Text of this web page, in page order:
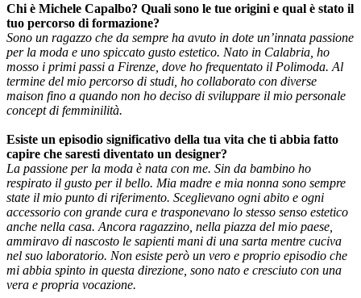
Chi è Michele Capalbo? Quali sono le tue origini e qual è stato il
tuo percorso di formazione?
Sono un ragazzo che da sempre ha avuto in dote un’innata passione
per la moda e uno spiccato gusto estetico. Nato in Calabria, ho
mosso i primi passi a Firenze, dove ho frequentato il Polimoda. Al
termine del mio percorso di studi, ho collaborato con diverse
maison fino a quando non ho deciso di sviluppare il mio personale
concept di femminilità.
Esiste un episodio significativo della tua vita che ti abbia fatto
capire che saresti diventato un designer?
La passione per la moda è nata con me. Sin da bambino ho
respirato il gusto per il bello. Mia madre e mia nonna sono sempre
state il mio punto di riferimento. Sceglievano ogni abito e ogni
accessorio con grande cura e trasponevano lo stesso senso estetico
anche nella casa. Ancora ragazzino, nella piazza del mio paese,
ammiravo di nascosto le sapienti mani di una sarta mentre cuciva
nel suo laboratorio. Non esiste però un vero e proprio episodio che
mi abbia spinto in questa direzione, sono nato e cresciuto con una
vera e propria vocazione.